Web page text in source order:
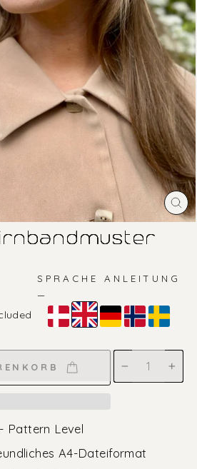
SPRACHE ANLEITUNG
—
Farbe
Englisch
Pattern Level
A4-Dateiformat